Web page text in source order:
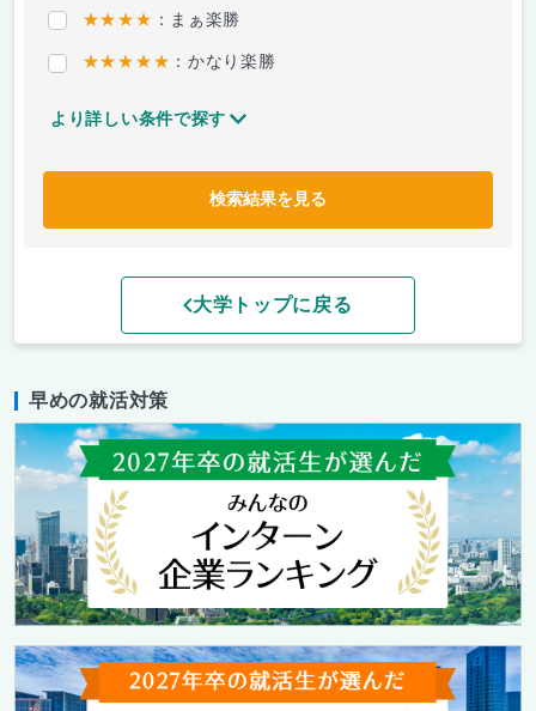
★★★★ ：まぁ楽勝
★★★★★ ：かなり楽勝
より詳しい条件で探す
検索結果を見る
大学トップに戻る
早めの就活対策